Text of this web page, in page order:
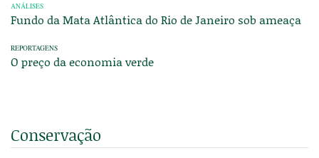
ANÁLISES
Fundo da Mata Atlântica do Rio de Janeiro sob ameaça
REPORTAGENS
O preço da economia verde
Conservação